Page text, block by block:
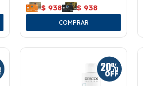
$ 938 $ 938